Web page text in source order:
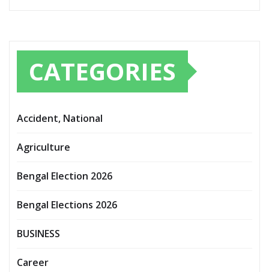
CATEGORIES
Accident, National
Agriculture
Bengal Election 2026
Bengal Elections 2026
BUSINESS
Career